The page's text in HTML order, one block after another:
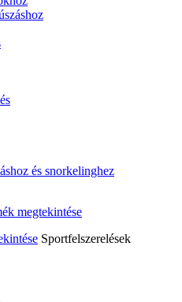
és snorkelinghez
Sportfelszerelések